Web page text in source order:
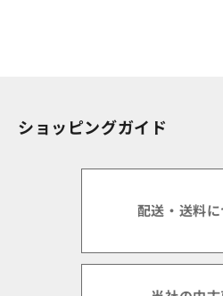
ショッピングガイド
配送・送料